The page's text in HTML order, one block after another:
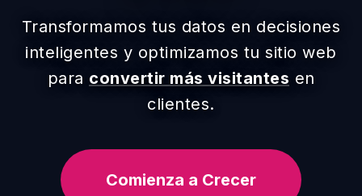
Transformamos tus datos en decisiones
inteligentes y optimizamos tu sitio web
para convertir más visitantes en
clientes.
Comienza a Crecer